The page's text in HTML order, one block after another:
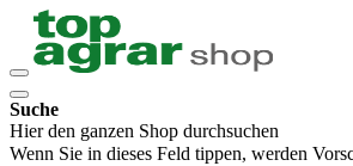
Suche
Hier den ganzen Shop durchsuchen
Wenn Sie in dieses Feld tippen, werden